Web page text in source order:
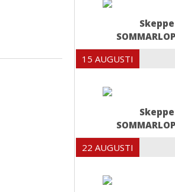
15 AUGUSTI
22 AUGUSTI